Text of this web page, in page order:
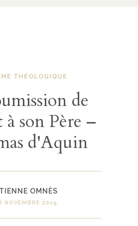
THÉOLOGIQUE
de
son Père –
d'Aquin
OMNÈS
NOVEMBRE 2019